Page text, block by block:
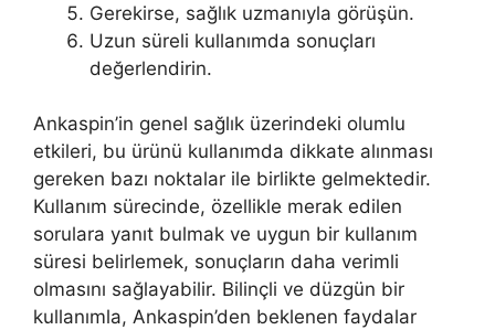
Gerekirse, sağlık uzmanıyla görüşün.
Uzun süreli kullanımda sonuçları
değerlendirin.
Ankaspin’in genel sağlık üzerindeki olumlu
etkileri, bu ürünü kullanımda dikkate alınması
gereken bazı noktalar ile birlikte gelmektedir.
Kullanım sürecinde, özellikle merak edilen
sorulara yanıt bulmak ve uygun bir kullanım
süresi belirlemek, sonuçların daha verimli
olmasını sağlayabilir. Bilinçli ve düzgün bir
kullanımla, Ankaspin’den beklenen faydalar